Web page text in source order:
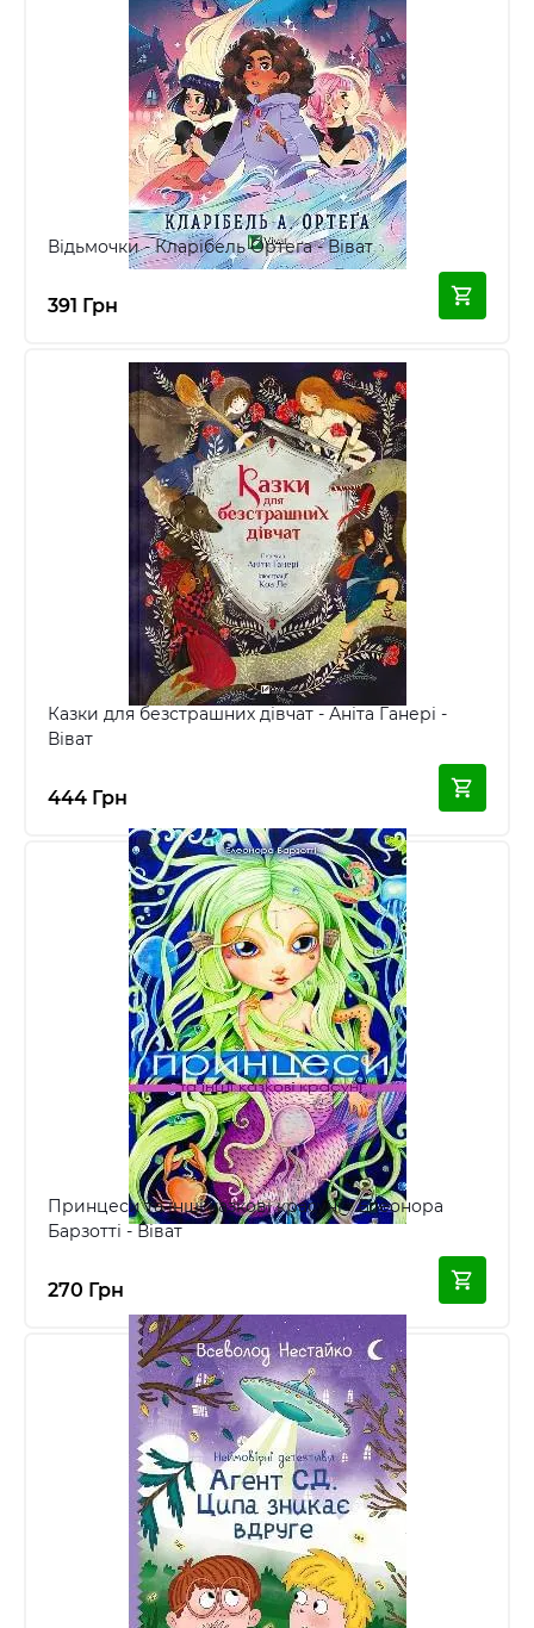
Відьмочки - Кларібель Ортеґа - Віват
391 Грн
Казки для безстрашних дівчат - Аніта Ганері -
Віват
444 Грн
Принцеси та інші казкові красуні - Елеонора
Барзотті - Віват
270 Грн